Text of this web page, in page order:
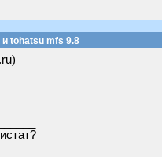
tohatsu mfs 9.8